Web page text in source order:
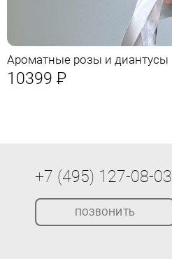
Ароматные розы и диантусы
10399 Р
+7 (495) 127-08-03
ПОЗВОНИТЬ